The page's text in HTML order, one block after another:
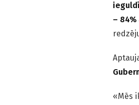
–
«Mēs